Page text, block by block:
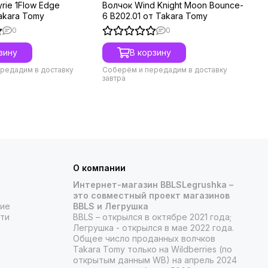
1Flow Edge
Tomy
0
в доставку
Волчок Wind Knight Moon Bounce-
6 B202.01 от Takara Tomy
0
В корзину
Соберём и передадим в доставку
завтра
О компании
Интернет-магазин BBLSLegrushka –
это совместный проект магазинов
BBLS и Легрушка
BBLS – открылся в октябре 2021 года;
Легрушка - открылся в мае 2022 года.
Общее число проданных волчков
Takara Tomy только на Wildberries (по
открытым данным WB) на апрель 2024